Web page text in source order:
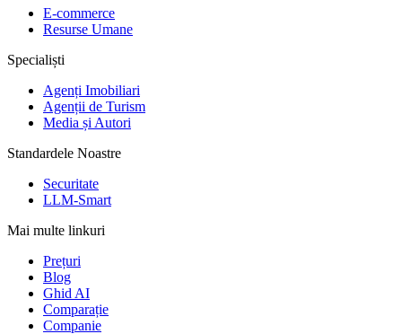
E-commerce
Resurse Umane
Specialiști
Agenți Imobiliari
Agenții de Turism
Media și Autori
Standardele Noastre
Securitate
LLM-Smart
Mai multe linkuri
Prețuri
Blog
Ghid AI
Comparație
Companie